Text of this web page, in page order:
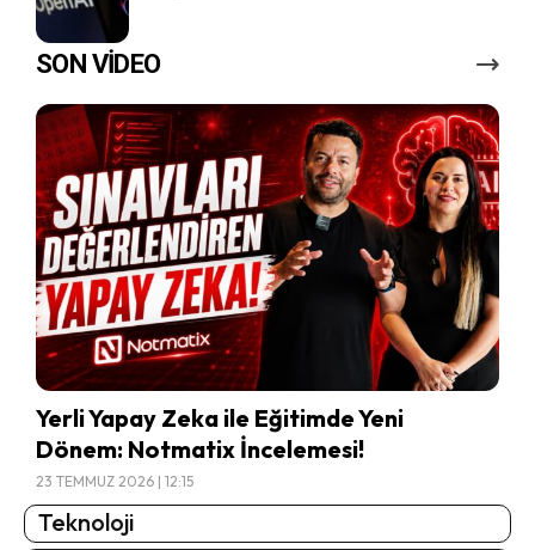
SON VİDEO
Yerli Yapay Zeka ile Eğitimde Yeni
Dönem: Notmatix İncelemesi!
23 TEMMUZ 2026 | 12:15
Teknoloji